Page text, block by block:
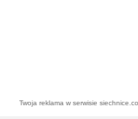
Twoja reklama w serwisie